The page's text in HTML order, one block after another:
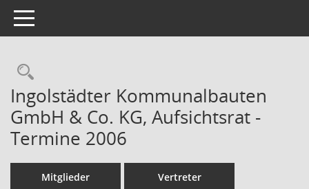
Toggle navigation
Rechercheauswahl
Ingolstädter Kommunalbauten
GmbH & Co. KG, Aufsichtsrat -
Termine 2006
Mitglieder Vertreter